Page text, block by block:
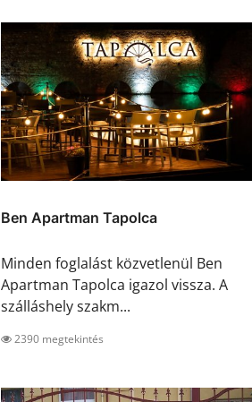
Ben Apartman Tapolca
Minden foglalást közvetlenül Ben
Apartman Tapolca igazol vissza. A
szálláshely szakm...
2390 megtekintés